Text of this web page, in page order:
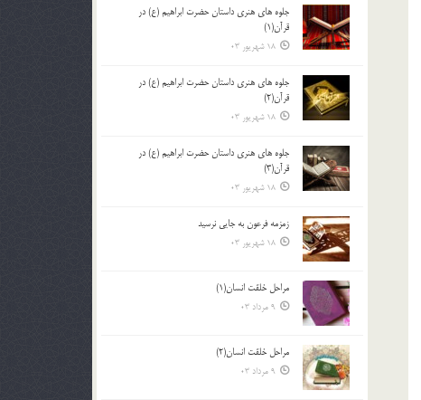
جلوه هاي هنري داستان حضرت ابراهيم (ع) در
قرآن(1)
18 شهریور 03
جلوه هاي هنري داستان حضرت ابراهيم (ع) در
قرآن(2)
18 شهریور 03
جلوه هاي هنري داستان حضرت ابراهيم (ع) در
قرآن(3)
18 شهریور 03
زمزمه فرعون به جايي نرسيد
18 شهریور 03
مراحل خلقت انسان(1)
9 مرداد 03
مراحل خلقت انسان(2)
9 مرداد 03